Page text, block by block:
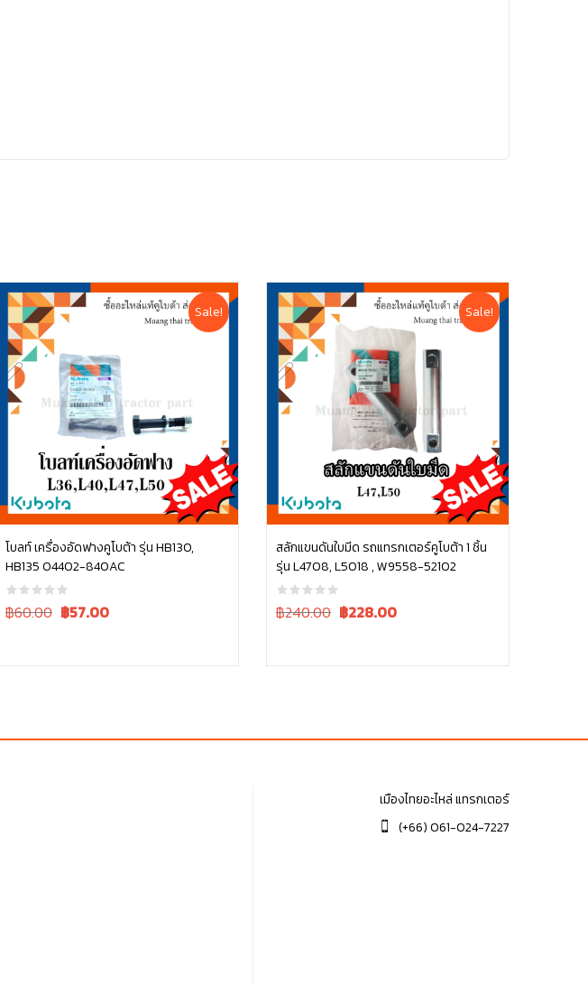
Sale!
โบลท์ เครื่องอัดฟางคูโบต้า รุ่น HB130,
HB135 04402-840AC
Original
฿60.00 Current
฿57.00
หยิบใส่ตะกร้า
Sale!
สลักแขนดันใบมีด รถแทรกเตอร์คูโบต้า 1 ชิ้น
รุ่น L4708, L5018 , W9558-52102
Original
฿240.00 Current
฿228.00
หยิบใส่ตะกร้า
เมืองไทยอะไหล่ แทรกเตอร์
(+66) 061-024-7227